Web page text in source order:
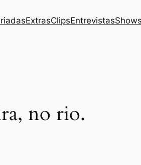
ExtrasClipsEntrevistasShows
no rio.